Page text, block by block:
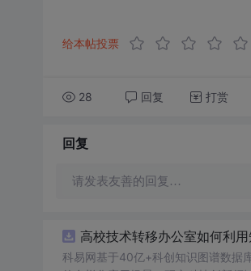
给本帖投票
28 回复 打赏
回复
请发表友善的回复…
高校技术转移办公室如何利
科易网基于40亿+科创知识图谱数据